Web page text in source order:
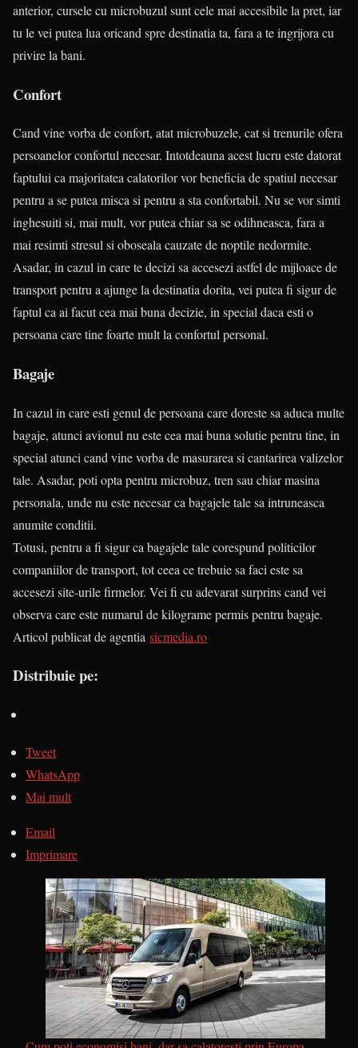
anterior, cursele cu microbuzul sunt cele mai accesibile la pret, iar
tu le vei putea lua oricand spre destinatia ta, fara a te ingrijora cu
privire la bani.
Confort
Cand vine vorba de confort, atat microbuzele, cat si trenurile ofera
persoanelor confortul necesar. Intotdeauna acest lucru este datorat
faptului ca majoritatea calatorilor vor beneficia de spatiul necesar
pentru a se putea misca si pentru a sta confortabil. Nu se vor simti
inghesuiti si, mai mult, vor putea chiar sa se odihneasca, fara a
mai resimti stresul si oboseala cauzate de noptile nedormite.
Asadar, in cazul in care te decizi sa accesezi astfel de mijloace de
transport pentru a ajunge la destinatia dorita, vei putea fi sigur de
faptul ca ai facut cea mai buna decizie, in special daca esti o
persoana care tine foarte mult la confortul personal.
Bagaje
In cazul in care esti genul de persoana care doreste sa aduca multe
bagaje, atunci avionul nu este cea mai buna solutie pentru tine, in
special atunci cand vine vorba de masurarea si cantarirea valizelor
tale. Asadar, poti opta pentru microbuz, tren sau chiar masina
personala, unde nu este necesar ca bagajele tale sa intruneasca
anumite conditii.
Totusi, pentru a fi sigur ca bagajele tale corespund politicilor
companiilor de transport, tot ceea ce trebuie sa faci este sa
accesezi site-urile firmelor. Vei fi cu adevarat surprins cand vei
observa care este numarul de kilograme permis pentru bagaje.
Articol publicat de agentia sicmedia.ro
Distribuie pe:
Tweet
WhatsApp
Mai mult
Email
Imprimare